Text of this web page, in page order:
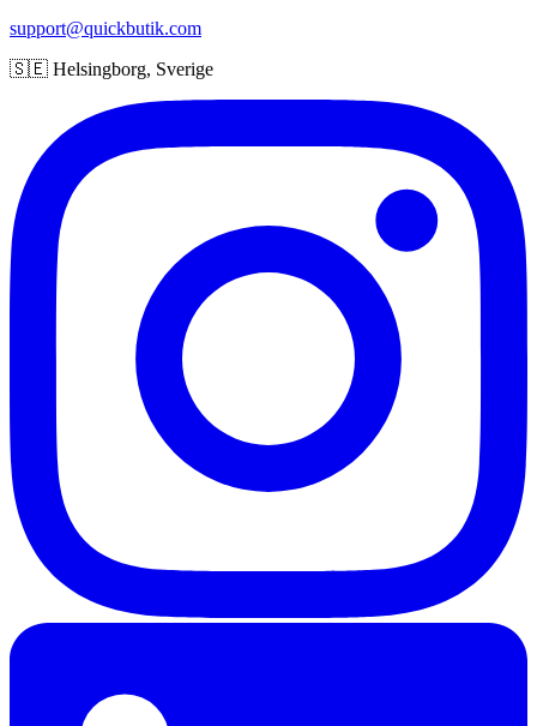
support@quickbutik.com
🇸🇪 Helsingborg, Sverige